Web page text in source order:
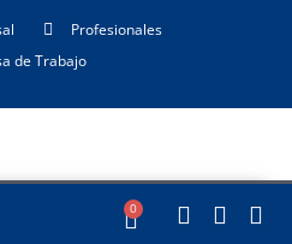
Profesionales
de Trabajo
0